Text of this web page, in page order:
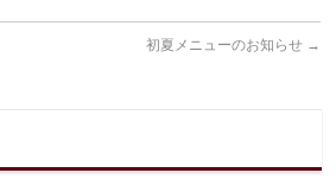
初夏メニューのお知らせ →